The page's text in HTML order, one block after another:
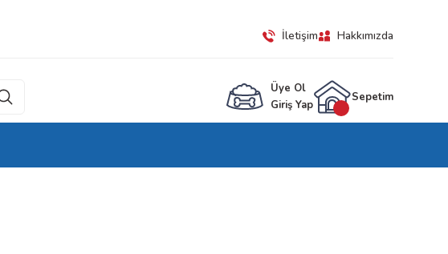
İletişim Hakkımızda
Üye Ol
Giriş Yap
Sepetim